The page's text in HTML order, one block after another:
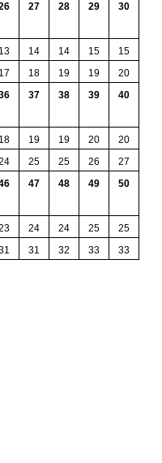
27 28 29 30
13 14 14 15
15
17 18 19 19
20
37 38 39 40
18 19 19 20
20
25 25 26
27
47 48 49 50
24 24 25
25
31 32 33 33